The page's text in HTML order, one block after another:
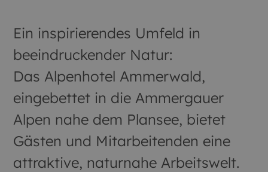
Ein inspirierendes Umfeld in
beeindruckender Natur:
Das Alpenhotel Ammerwald,
eingebettet in die Ammergauer
Alpen nahe dem Plansee, bietet
Gästen und Mitarbeitenden eine
attraktive, naturnahe Arbeitswelt.